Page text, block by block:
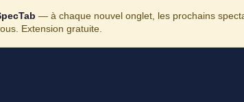
— à chaque nouvel onglet, les prochains
Extension gratuite.